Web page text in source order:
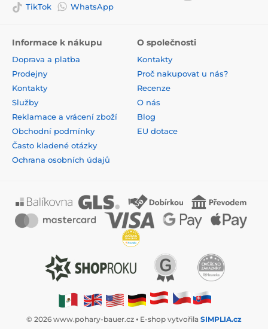
TikTok
WhatsApp
Informace k nákupu
Doprava a platba
Prodejny
Kontakty
Služby
Reklamace a vrácení zboží
Obchodní podmínky
Často kladené otázky
Ochrana osobních údajů
O společnosti
Kontakty
Proč nakupovat u nás?
Recenze
O nás
Blog
EU dotace
© 2026 www.pohary-bauer.cz ⦁ E-shop vytvořila SIMPLIA.cz